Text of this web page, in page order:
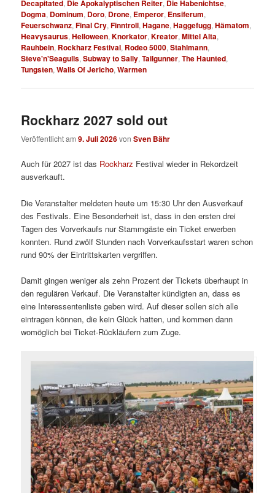
Decapitated, Die Apokalyptischen Reiter, Die Habenichtse,
Dogma, Dominum, Doro, Drone, Emperor, Ensiferum,
Feuerschwanz,Final Cry,Finntroll,Hagane,Haggefugg,Hämatom,
Heavysaurus,Helloween,Knorkator,Kreator,Mittel Alta,
Rauhbein, Rockharz Festival, Rodeo 5000,Stahlmann,
Steve'n'Seagulls,Subway to Sally,Tailgunner,The Haunted,
Tungsten,Walls Of Jericho,Warmen
Rockharz 2027 sold out
Veröffentlicht am9. Juli 2026vonSven Bähr
Auch für 2027 ist das Rockharz Festival wieder in Rekordzeit
ausverkauft.
Die Veranstalter meldeten heute um 15:30 Uhr den Ausverkauf
des Festivals. Eine Besonderheit ist, dass in den ersten drei
Tagen des Vorverkaufs nur Stammgäste ein Ticket erwerben
konnten. Rund zwölf Stunden nach Vorverkaufsstart waren schon
rund 90% der Eintrittskarten vergriffen.
Damit gingen weniger als zehn Prozent der Tickets überhaupt in
den regulären Verkauf. Die Veranstalter kündigten an, dass es
eine Interessentenliste geben wird. Auf dieser sollen sich alle
eintragen können, die kein Glück hatten, und kommen dann
womöglich bei Ticket-Rückläufern zum Zuge.